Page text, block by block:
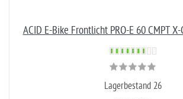
ACID E-Bike Frontlicht PRO-E 60 CMPT
Lagerbestand 26